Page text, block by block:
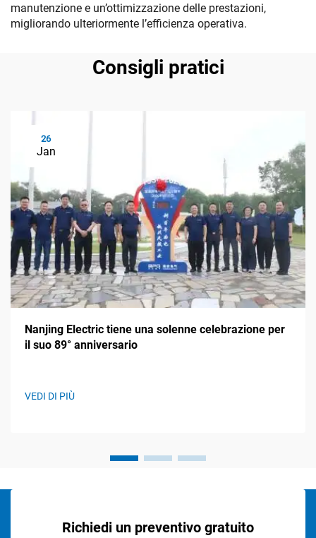
manutenzione e un’ottimizzazione delle prestazioni,
migliorando ulteriormente l’efficienza operativa.
Consigli pratici
26
Jan
Nanjing Electric tiene una solenne celebrazione per
il suo 89° anniversario
VEDI DI PIÙ
Richiedi un preventivo gratuito